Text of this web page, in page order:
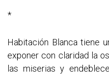
*
Habitación Blanca tiene
exponer con claridad la
las miserias y